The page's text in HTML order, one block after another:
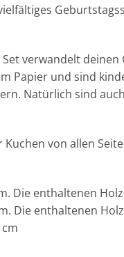
vielfältiges
verwandelt
Papier und sind
Natürlich sind
von allen
Die enthaltenen
Die enthaltenen